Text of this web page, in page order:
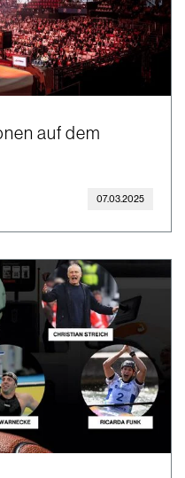
auf dem
07.03.2025